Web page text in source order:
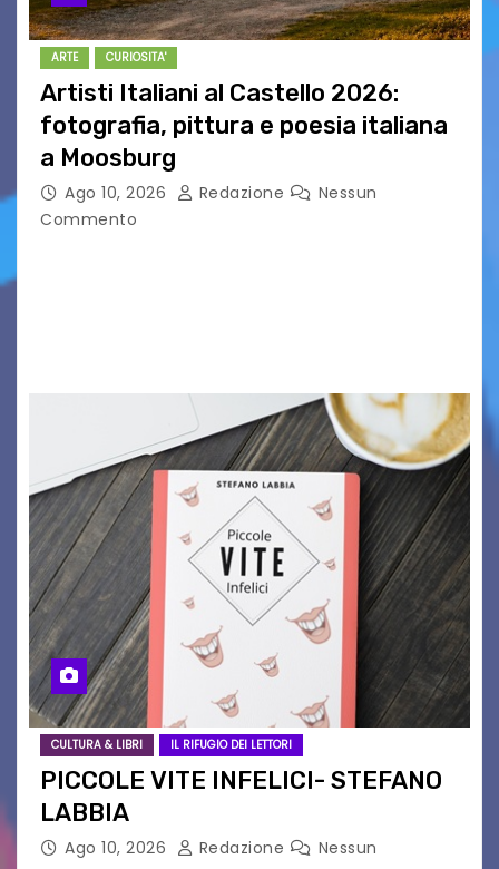
ARTE CURIOSITA'
Artisti Italiani al Castello 2026:
fotografia, pittura e poesia italiana
a Moosburg
Ago 10, 2026 Redazione
Nessun
Commento
CULTURA & LIBRI IL RIFUGIO DEI LETTORI
PICCOLE VITE INFELICI- STEFANO
LABBIA
Ago 10, 2026 Redazione
Nessun